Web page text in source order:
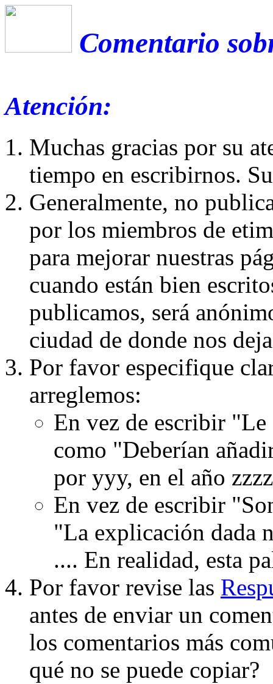
Comentario
Atención:
Muchas gracias por su
tiempo en escribirnos.
Generalmente, no
por los miembros de
para mejorar nuestras
cuando están bien
publicamos, será
ciudad de donde nos
Por favor especifique
arreglemos:
En vez de escribir
como "Deberían
por yyy, en el año
En vez de escribir
"La explicación dada
.... En realidad, esta
Por favor revise las
antes de enviar un
los comentarios más
qué no se puede copiar?